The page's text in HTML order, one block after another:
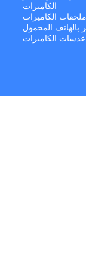
الكاميرات
ملحقات الكاميرات
بالهاتف المحمول
عدسات الكاميرات